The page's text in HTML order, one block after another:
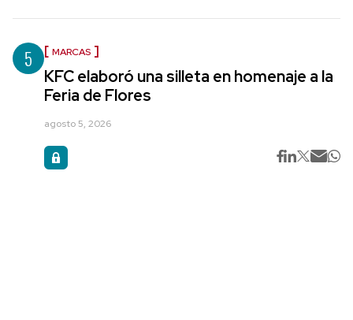
5 MARCAS
KFC elaboró una silleta en homenaje a la
Feria de Flores
agosto 5, 2026